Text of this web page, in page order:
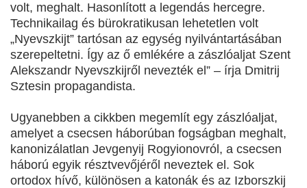
volt, meghalt. Hasonlított a legendás hercegre.
Technikailag és bürokratikusan lehetetlen volt
„Nyevszkijt” tartósan az egység nyilvántartásában
szerepeltetni. Így az ő emlékére a zászlóaljat Szent
Alekszandr Nyevszkijről nevezték el” – írja Dmitrij
Sztesin propagandista.
Ugyanebben a cikkben megemlít egy zászlóaljat,
amelyet a csecsen háborúban fogságban meghalt,
kanonizálatlan Jevgenyij Rogyionovról, a csecsen
háború egyik résztvevőjéről neveztek el. Sok
ortodox hívő, különösen a katonák és az Izborszkij